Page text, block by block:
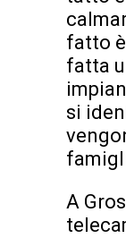
fatto
fatta
si
A